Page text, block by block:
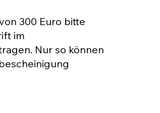
300 Euro bitte
im
Nur so können